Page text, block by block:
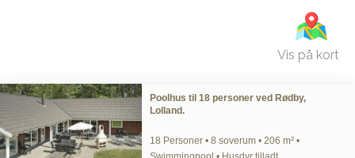
Vis på kort
Poolhus til 18 personer ved Rødby,
Lolland.
18 Personer • 8 soverum • 206 m² •